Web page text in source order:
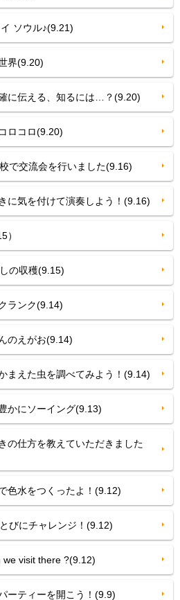
ソウル♪(9.21)
界(9.20)
伝える、知るには…？(9.20)
ロコロ(9.20)
で交流会を行いました(9.16)
気を付けて演奏しよう！(9.16)
の収穫(9.15)
ランク(9.14)
えがお(9.14)
えた虫を調べてみよう！(9.14)
にソーイング(9.13)
の仕方を教えていただきました
水をつくったよ！(9.12)
にチャレンジ！(9.12)
visit there ?(9.12)
ティーを開こう！(9.9)